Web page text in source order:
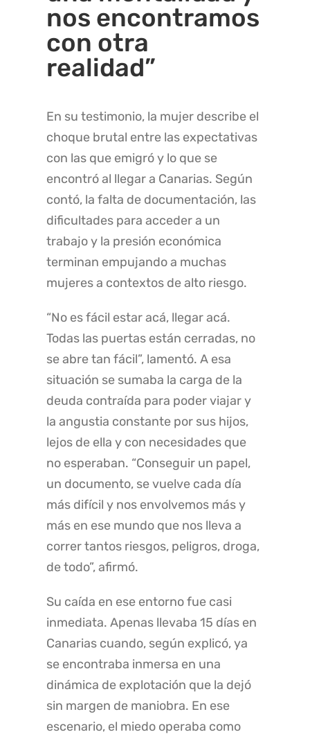
nos encontramos
con otra
realidad”
En su testimonio, la mujer describe el
choque brutal entre las expectativas
con las que emigró y lo que se
encontró al llegar a Canarias. Según
contó, la falta de documentación, las
dificultades para acceder a un
trabajo y la presión económica
terminan empujando a muchas
mujeres a contextos de alto riesgo.
“No es fácil estar acá, llegar acá.
Todas las puertas están cerradas, no
se abre tan fácil”, lamentó. A esa
situación se sumaba la carga de la
deuda contraída para poder viajar y
la angustia constante por sus hijos,
lejos de ella y con necesidades que
no esperaban. “Conseguir un papel,
un documento, se vuelve cada día
más difícil y nos envolvemos más y
más en ese mundo que nos lleva a
correr tantos riesgos, peligros, droga,
de todo”, afirmó.
Su caída en ese entorno fue casi
inmediata. Apenas llevaba 15 días en
Canarias cuando, según explicó, ya
se encontraba inmersa en una
dinámica de explotación que la dejó
sin margen de maniobra. En ese
escenario, el miedo operaba como